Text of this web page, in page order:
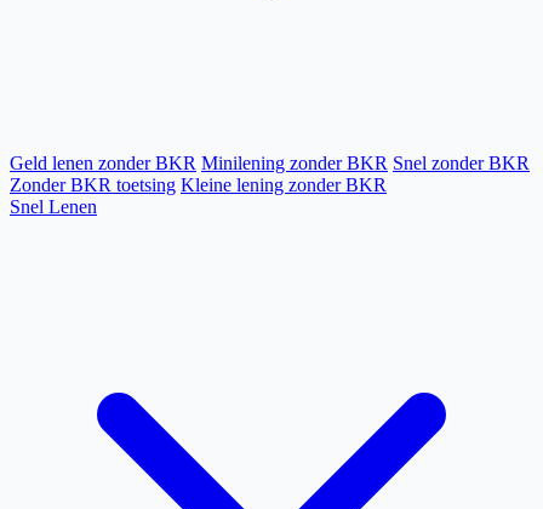
Geld lenen zonder BKR Minilening zonder BKR Snel zonder BKR
Zonder BKR toetsing Kleine lening zonder BKR
Snel Lenen